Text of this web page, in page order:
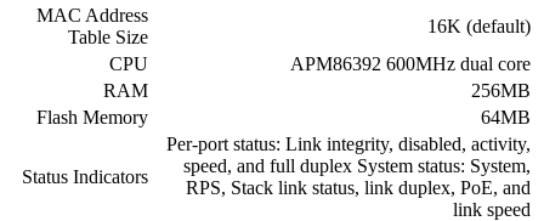
16K (default)
MAC Address
Table Size
APM86392 600MHz dual core
CPU
256MB
RAM
64MB
Flash Memory
Per-port status: Link integrity, disabled, activity,
speed, and full duplex System status: System,
RPS, Stack link status, link duplex, PoE, and
link speed
Status Indicators